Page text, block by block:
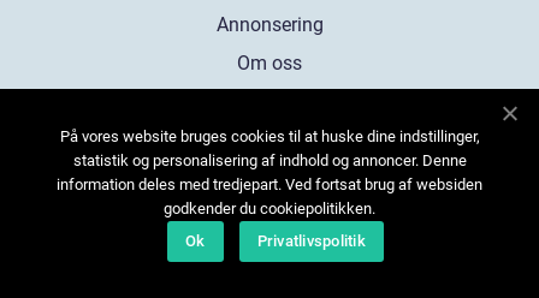
Annonsering
Om oss
Kontakta oss
Sitemap
På vores website bruges cookies til at huske dine indstillinger,
statistik og personalisering af indhold og annoncer. Denne
information deles med tredjepart. Ved fortsat brug af websiden
godkender du cookiepolitikken.
Ok
Privatlivspolitik